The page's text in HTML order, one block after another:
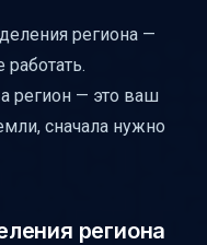
региона —
работать.
регион — это ваш
сначала нужно
региона